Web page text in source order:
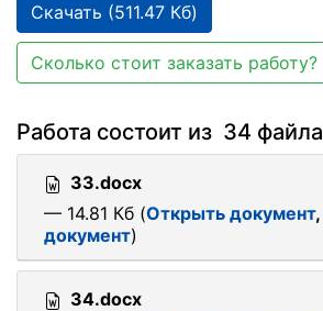
Скачать (511.47 Кб)
Сколько стоит заказать работу?
Работа состоит из 34 файла
33.docx
— 14.81 Кб (Открыть документ,
документ)
34.docx